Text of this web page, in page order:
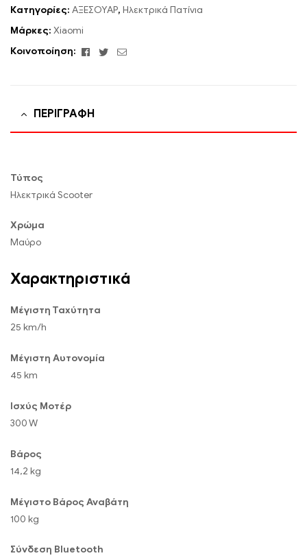
Κατηγορίες: ΑΞΕΣΟΥΑΡ, Ηλεκτρικά Πατίνια
Μάρκες: Xiaomi
Κοινοποίηση:
Facebook
TwitterEmail
ΠΕΡΙΓΡΑΦΉ
Τύπος
Ηλεκτρικά Scooter
Χρώμα
Μαύρο
Χαρακτηριστικά
Μέγιστη Ταχύτητα
25 km/h
Μέγιστη Αυτονομία
45 km
Ισχύς Μοτέρ
300 W
Βάρος
14,2 kg
Μέγιστο Βάρος Αναβάτη
100 kg
Σύνδεση Bluetooth